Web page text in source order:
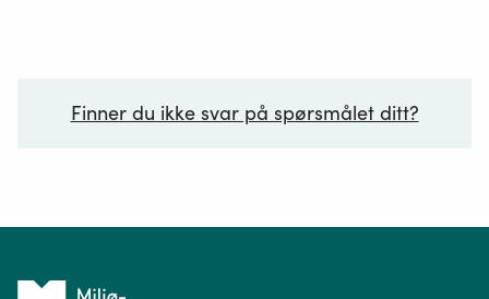
Finner du ikke svar på spørsmålet ditt?
Tilbake